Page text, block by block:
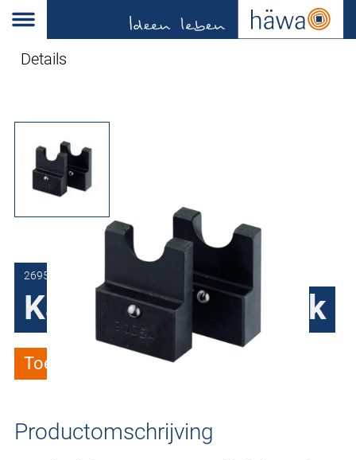
Details
2695-0012-03-54
Kabelknip-inzetstuk
Toevoegen aan verlanglijstje
Productomschrijving